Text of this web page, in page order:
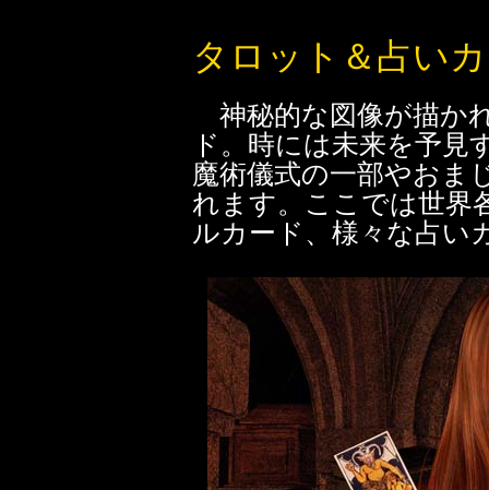
タロット＆占い
神秘的な図像が描か
ド。時には未来を予見
魔術儀式の一部やおま
れます。ここでは世界
ルカード、様々な占い